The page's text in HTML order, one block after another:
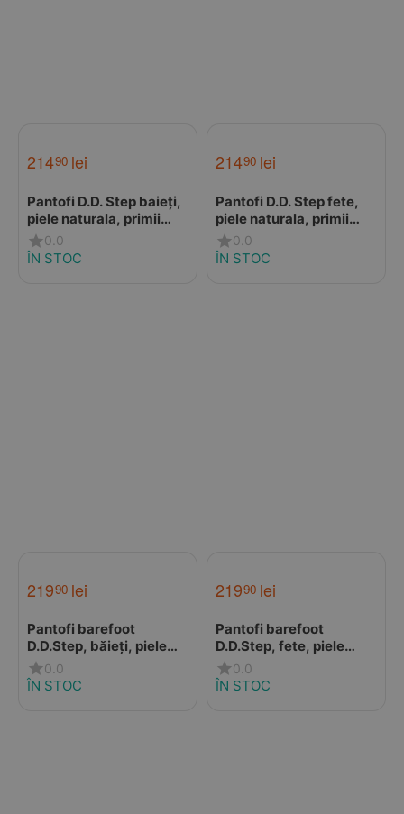
21490 lei
Pantofi D.D. Step baieți,
piele naturala, primii
pași, talpa felxibilă,
crem, design elefant
0.0
ÎN STOC
21490 lei
Pantofi D.D. Step fete,
piele naturala, primii
pași, talpa felxibilă,
argintiu, design cu
0.0
ÎN STOC
21990 lei
Pantofi barefoot
D.D.Step, băieți, piele
naturală, talpa flexibila,
bleumarin
0.0
ÎN STOC
21990 lei
Pantofi barefoot
D.D.Step, fete, piele
naturală, talpa flexibila,
roz
0.0
ÎN STOC